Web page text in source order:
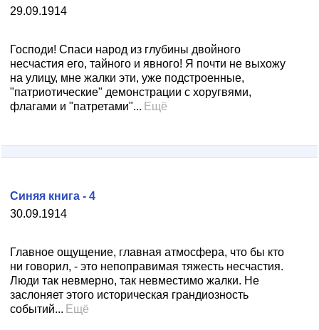
29.09.1914
Господи! Спаси народ из глубины двойного
несчастия его, тайного и явного! Я почти не выхожу
на улицу, мне жалки эти, уже подстроенные,
"патриотические" демонстрации с хоругвями,
флагами и "патретами"... Ещё
30.09.1914
Синяя книга - 4
Главное ощущение, главная атмосфера, что бы кто
ни говорил, - это непоправимая тяжесть несчастия.
Люди так невмерно, так невместимо жалки. Не
заслоняет этого историческая грандиозность
событий... Ещё